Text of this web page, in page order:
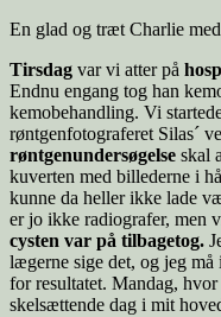
En glad og træt Charlie
Tirsdag var vi atter på
Endnu engang tog han
kemobehandling. Vi
røntgenfotograferet Silas´
røntgenundersøgelse skal
kuverten med billederne i
kunne da heller ikke lade
er jo ikke radiografer, men
cysten var på tilbagetog.
lægerne sige det, og jeg
for resultatet. Mandag, hvor
skelsættende dag i mit